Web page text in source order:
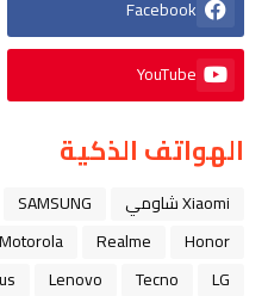
Facebook
YouTube
الهواتف الذكية
Xiaomi شاومي SAMSUNG
Honor
Realme
Motorola
LG
Tecno
Lenovo